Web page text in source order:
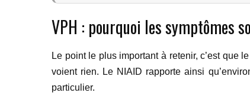
VPH : pourquoi les symptômes
Le point le plus important à retenir, c’est que
voient rien. Le NIAID rapporte ainsi
particulier.